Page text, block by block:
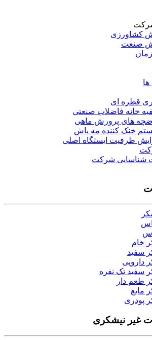
کشاورزی
صنعت
ها
قطره ای
خانه فاضلاب صنعتی
های پرورش ماهی
خنک کننده مه پاش
ظرفیت ایستگاه اصلی
شناسایی شرکت
خام
سفید
دارویی
سفید تک نفره
طعم دار
مایع
پودری
غیر نیشکری